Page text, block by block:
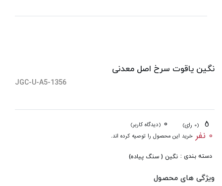
نگین یاقوت سرخ اصل معدنی
JGC-U-A5-1356
(0 رای) 0 (دیدگاه کاربر)
0 نفر خرید این محصول را توصیه کرده اند.
دسته بندی : نگین ( سنگ پیاده)
ویژگی های محصول